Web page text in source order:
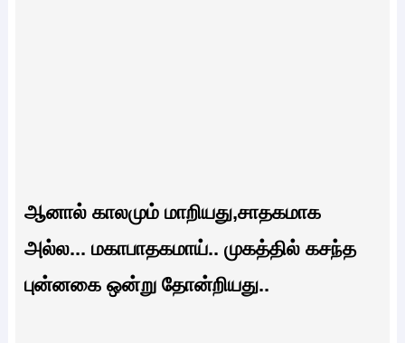
ஆனால் காலமும் மாறியது,சாதகமாக
அல்ல... மகாபாதகமாய்.. முகத்தில் கசந்த
புன்னகை ஒன்று தோன்றியது..